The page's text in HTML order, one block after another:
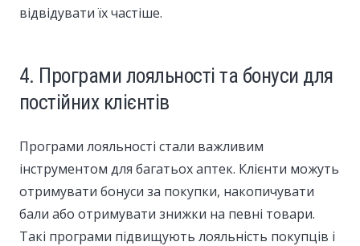
відвідувати їх частіше.
4. Програми лояльності та бонуси для
постійних клієнтів
Програми лояльності стали важливим
інструментом для багатьох аптек. Клієнти можуть
отримувати бонуси за покупки, накопичувати
бали або отримувати знижки на певні товари.
Такі програми підвищують лояльність покупців і